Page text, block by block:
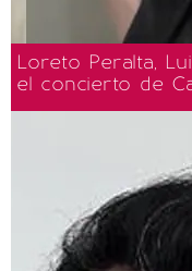
Loreto Peralta,
el concierto de